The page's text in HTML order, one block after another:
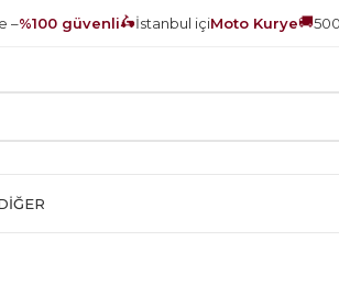
–%100 güvenli🛵İstanbul içiMoto Kurye🚚